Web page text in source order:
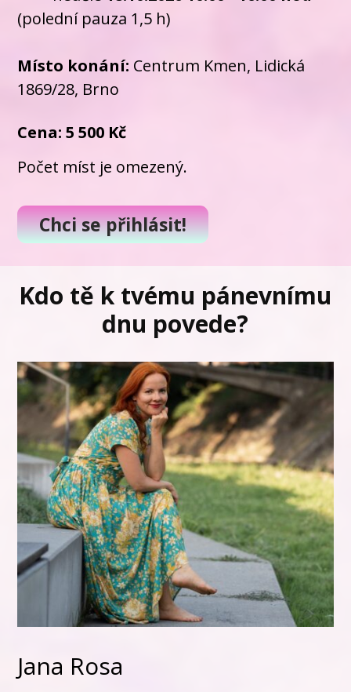
(polední pauza 1,5 h)
Místo konání: Centrum Kmen, Lidická
1869/28, Brno
Cena: 5 500 Kč
Počet míst je omezený.
Chci se přihlásit!
Kdo tě k tvému pánevnímu
dnu povede?
Jana Rosa